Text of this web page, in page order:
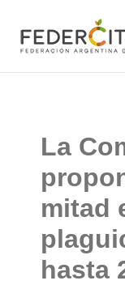
contenido
La
mitad
hasta